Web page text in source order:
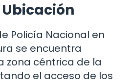
Policía Nacional en
se encuentra
zona céntrica de la
el acceso de los